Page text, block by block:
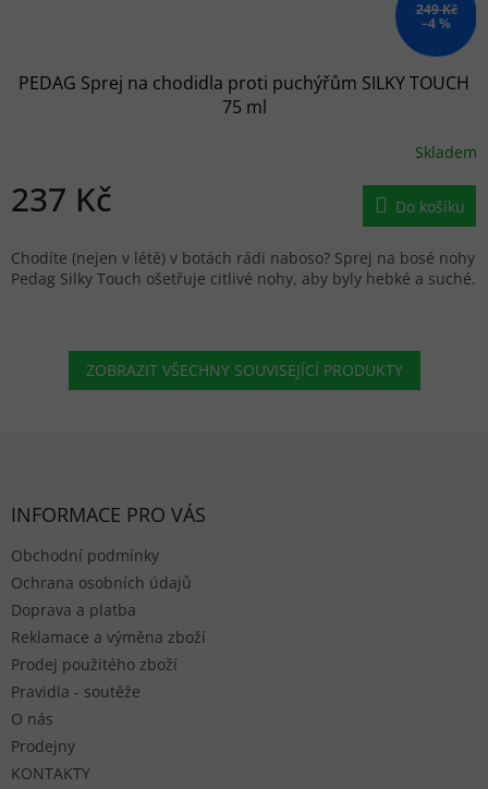
249 Kč
–4 %
PEDAG Sprej na chodidla proti puchýřům SILKY TOUCH
75 ml
Skladem
237 Kč Do košíku
Chodíte (nejen v létě) v botách rádi naboso? Sprej na bosé nohy
Pedag Silky Touch ošetřuje citlivé nohy, aby byly hebké a suché.
ZOBRAZIT VŠECHNY SOUVISEJÍCÍ PRODUKTY
INFORMACE PRO VÁS
Obchodní podmínky
Ochrana osobních údajů
Doprava a platba
Reklamace a výměna zboží
Prodej použitého zboží
Pravidla - soutěže
O nás
Prodejny
KONTAKTY